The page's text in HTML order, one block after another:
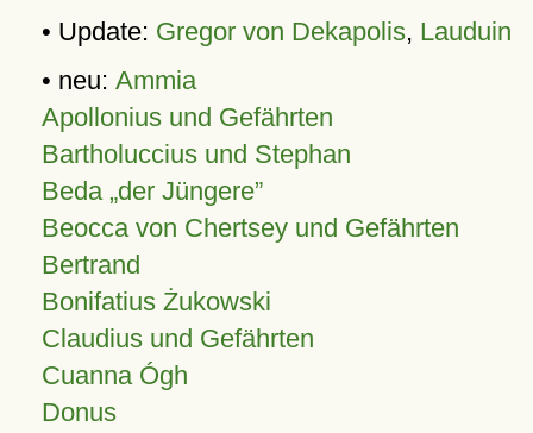
• Update: Gregor von Dekapolis, Lauduin
• neu: Ammia
Apollonius und Gefährten
Bartholuccius und Stephan
Beda „der Jüngere”
Beocca von Chertsey und Gefährten
Bertrand
Bonifatius Żukowski
Claudius und Gefährten
Cuanna Ógh
Donus